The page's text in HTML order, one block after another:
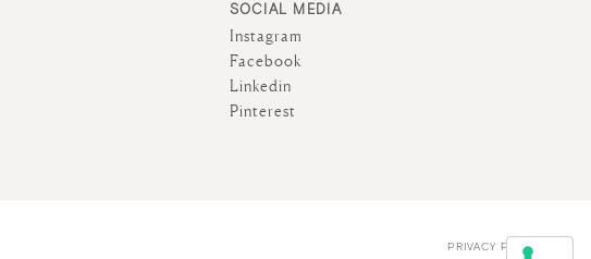
SOCIAL MEDIA
Instagram
Facebook
Linkedin
Pinterest
PRIVACY POLICY